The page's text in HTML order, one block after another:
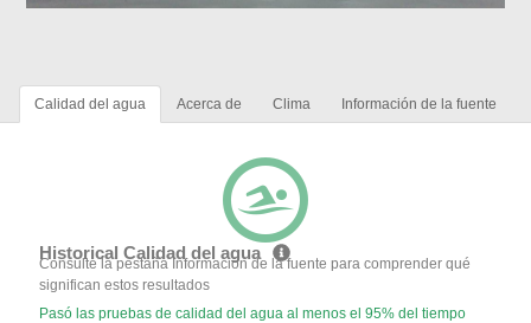
Calidad del agua Acerca de Clima Información de la fuente
Historical Calidad del agua
Consulte la pestaña Información de la fuente para comprender qué
significan estos resultados
Pasó las pruebas de calidad del agua al menos el 95% del tiempo